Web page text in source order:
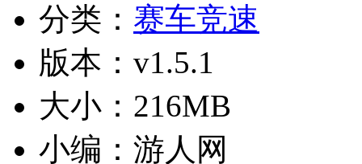
分类： 赛车竞速
版本：v1.5.1
大小：216MB
小编：游人网